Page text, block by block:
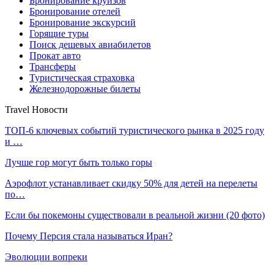
Бронирование отелей
Бронирование экскурсий
Горящие туры
Поиск дешевых авиабилетов
Прокат авто
Трансферы
Туристическая страховка
Железнодорожные билеты
Travel Новости
ТОП-6 ключевых событий туристического рынка в 2025 году
и …
Лучше гор могут быть только горы
Аэрофлот устанавливает скидку 50% для детей на перелеты
по…
Если бы покемоны существовали в реальной жизни (20 фото)
Почему Персия стала называться Иран?
Эволюции вопреки